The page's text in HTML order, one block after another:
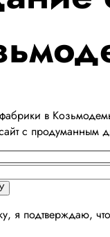
в
с продуманным
я подтверждаю,